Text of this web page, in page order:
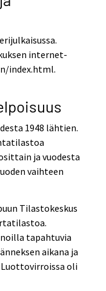
internet-
index.html.
1948 lähtien.
ja vuodesta
vaihteen
Tilastokeskus
tapahtuvia
aikana ja
oli